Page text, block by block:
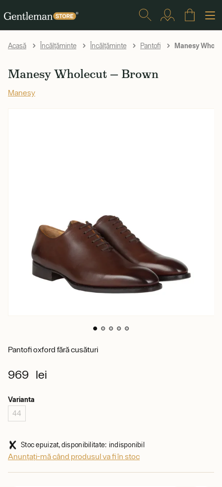
Acasă Încălțăminte Încălțăminte Pantofi Manesy
Manesy Wholecut — Brown
Manesy
Pantofi oxford fără cusături
969 lei
Varianta
44
Stoc epuizat, disponibilitate: indisponibil
Anunțați-mă când produsul va fi în stoc